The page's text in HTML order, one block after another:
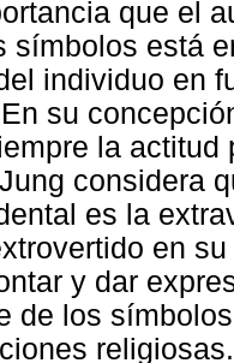
que el
símbolos está
individuo en
su
la
considera
es la
en
y dar
de los